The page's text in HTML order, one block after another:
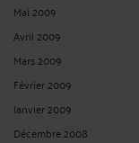
Mai 2009
Avril 2009
Mars 2009
Février 2009
Janvier 2009
Décembre 2008